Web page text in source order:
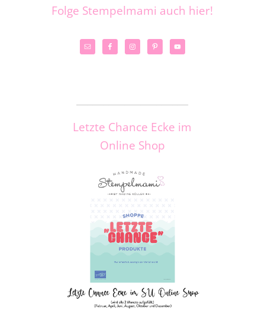
Folge Stempelmami auch hier!
Letzte Chance Ecke im
Online Shop